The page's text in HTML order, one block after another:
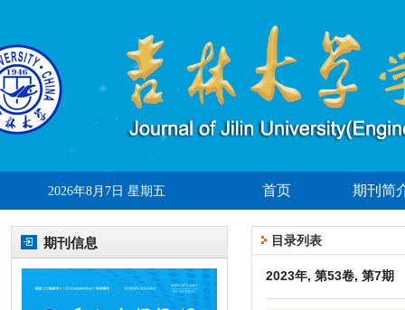
2026年8月7日 星期五 首页 期刊简
期刊信息 目录列表
2023年, 第53卷, 第7期